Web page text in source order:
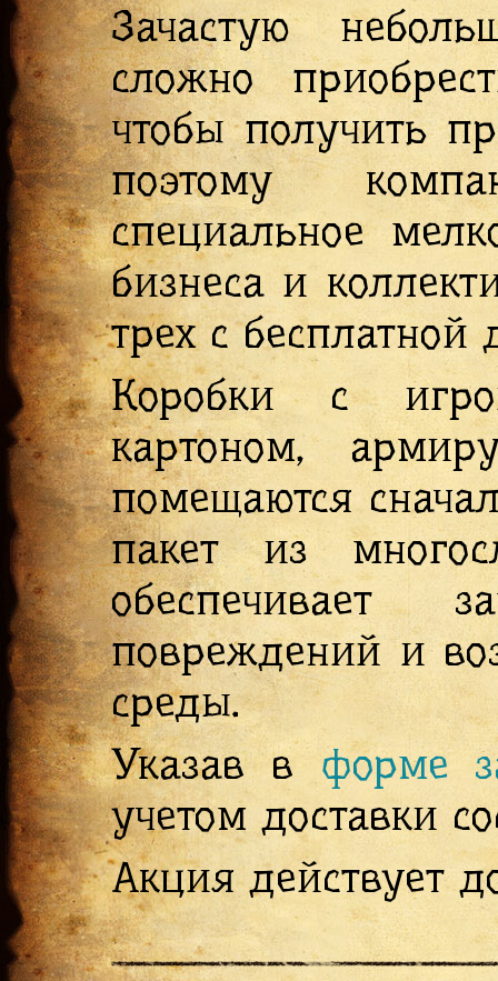
Зачастую
сложно
чтобы получить
поэтому
специальное
бизнеса и
трех с бесплатной
Коробки с
картоном,
помещаются
пакет из
обеспечивает
повреждений и
среды.
Указав в форме
учетом доставки
Акция действует